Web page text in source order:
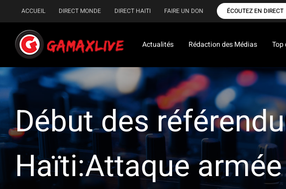
Passer
au
contenu
ACCUEIL DIRECT MONDE DIRECT HAITI FAIRE UN DON ÉCOUTEZ EN DIRECT
Actualités Rédaction des Médias Top
Début des
Haïti:Attaque